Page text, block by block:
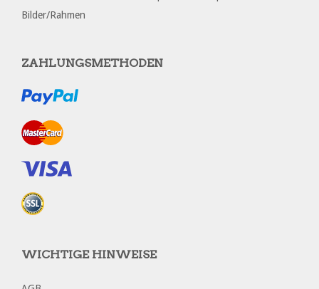
Bilder/Rahmen
ZAHLUNGSMETHODEN
WICHTIGE HINWEISE